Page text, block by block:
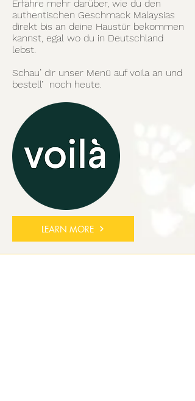
Erfahre mehr darüber, wie du den
authentischen Geschmack Malaysias
direkt bis an deine Haustür bekommen
kannst, egal wo du in Deutschland
lebst.
Schau’ dir unser Menü auf voila an und
bestell’ noch heute.
LEARN MORE